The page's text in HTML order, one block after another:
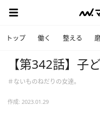
トップ 働く 整える
【第342話】子
＃ないものねだりの女達。
作成: 2023.01.29